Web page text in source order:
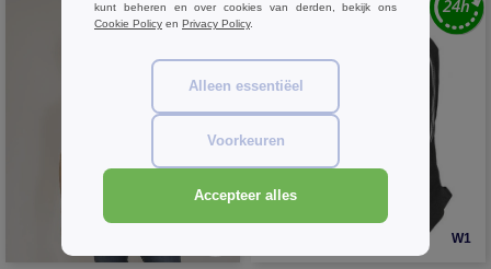
W1
kunt beheren en over cookies van derden, bekijk ons
Cookie Policy en Privacy Policy.
Alleen essentiëel
Voorkeuren
Accepteer alles